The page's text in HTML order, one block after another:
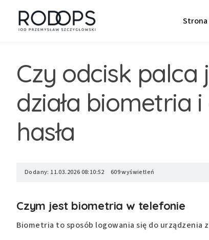
Strona
Czy odcisk palca
działa biometria
hasła
Dodany: 11.03.2026 08:10:52 609 wyświetleń
Czym jest biometria w telefonie
Biometria to sposób logowania się do urządzenia